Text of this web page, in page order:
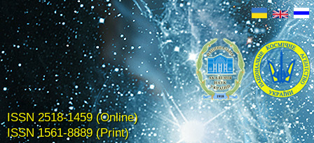
ISSN 2518-1459 (Online)
ISSN 1561-8889 (Print)